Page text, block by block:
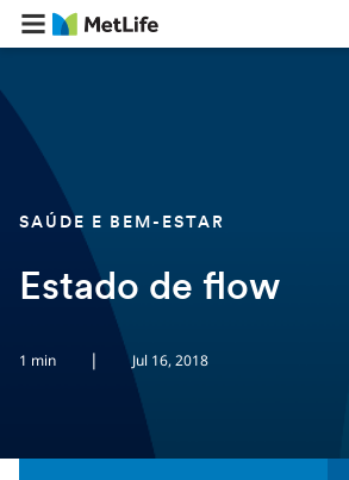
Saltar navegação
SAÚDE E BEM-ESTAR
Estado de flow
1 min | Jul 16, 2018